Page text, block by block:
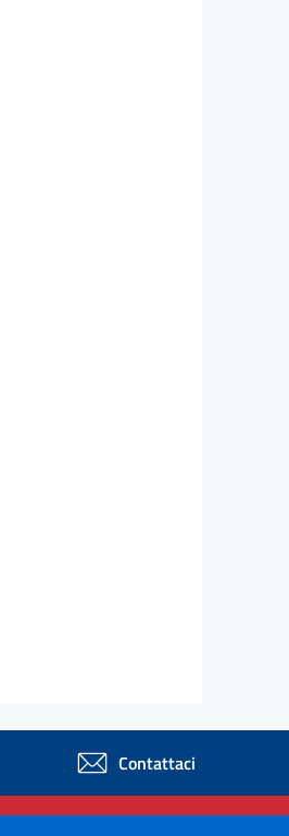
Contattaci